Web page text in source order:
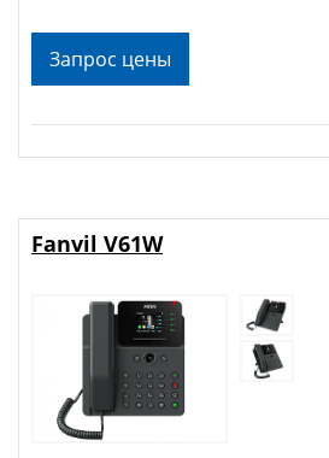
Запрос цены
Fanvil V61W